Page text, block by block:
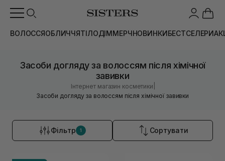
ВОЛОССЯОБЛИЧЧЯТІЛОДІММЕРЧНОВИНКИБЕСТСЕЛЕРИ
Засоби догляду за волоссям після хімічної
завивки
Інтернет магазин косметики
Засоби догляду за волоссям після хімічної завивки
Фільтр 1 Сортувати